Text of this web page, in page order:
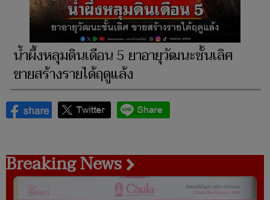
น้ำผึ้งหลุมดินเดือน 5 ยาอายุวัฒนะชั้นเลิศ
ขายสร้างรายได้ฤดูแล้ง
Breaking News